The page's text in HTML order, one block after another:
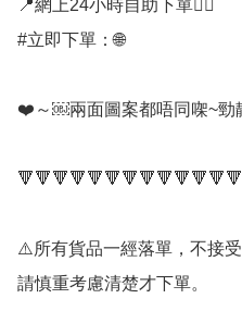
📍網上24小時自助下單👍🏻
#立即下單：🌐
❤️～￼兩面圖案都唔同㗎~勁
⚠️所有貨品一經落單，不接
請慎重考慮清楚才下單。